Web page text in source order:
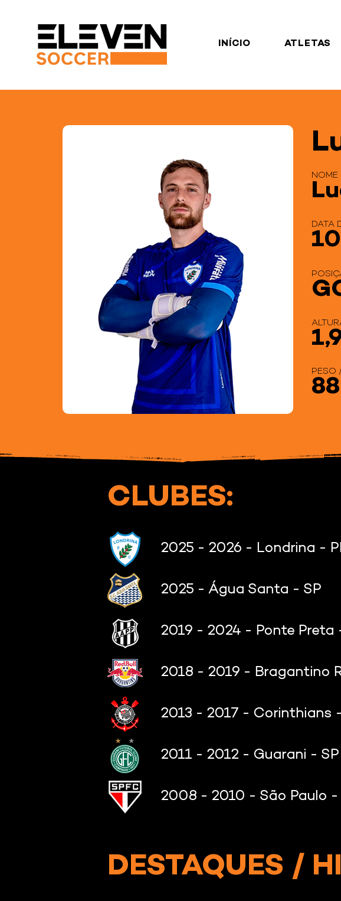
INÍCIO ATLETAS
NOME
DATA
PESO
CLUBES:
2025 - 2026 - Londrina -
2025 - Água Santa - SP
2019 - 2024 - Ponte Preta
2018 - 2019 - Bragantino
2013 - 2017 - Corinthians
2011 - 2012 - Guarani - SP
2008 - 2010 - São Paulo -
DESTAQUES /